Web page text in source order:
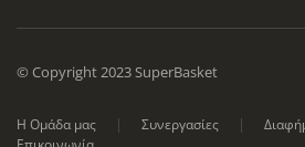
© Copyright 2023 SuperBasket
Η Ομάδα μας Συνεργασίες